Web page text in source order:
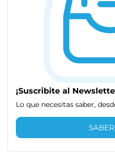
¡Suscribite al
Lo que necesitas saber,